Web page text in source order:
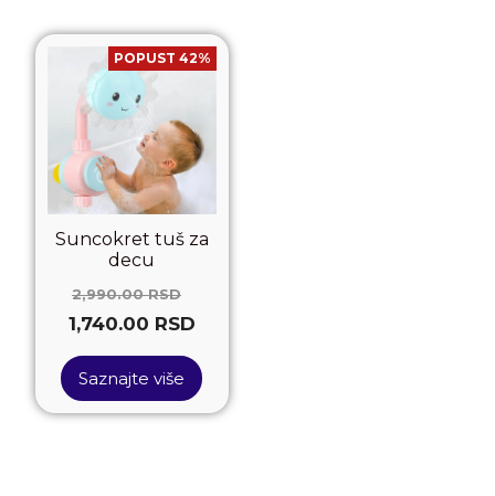
POPUST 42%
Suncokret tuš za
decu
2,990.00RSD
1,740.00 RSD
Saznajte više